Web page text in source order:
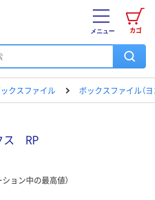
カゴ
メニュー
クスファイル ボックスファイル（ヨ
ス RP
ション中の最高値）